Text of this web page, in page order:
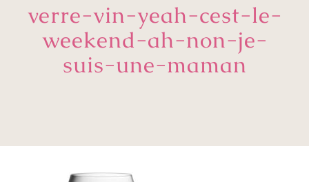
verre-vin-yeah-cest-le-
weekend-ah-non-je-
suis-une-maman